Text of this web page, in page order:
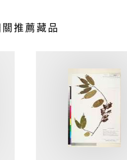
推薦藏品